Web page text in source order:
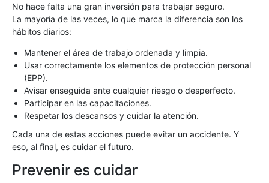
No hace falta una gran inversión para trabajar seguro.
La mayoría de las veces, lo que marca la diferencia son los
hábitos diarios:
Mantener el área de trabajo ordenada y limpia.
Usar correctamente los elementos de protección personal
(EPP).
Avisar enseguida ante cualquier riesgo o desperfecto.
Participar en las capacitaciones.
Respetar los descansos y cuidar la atención.
Cada una de estas acciones puede evitar un accidente. Y
eso, al final, es cuidar el futuro.
Prevenir es cuidar